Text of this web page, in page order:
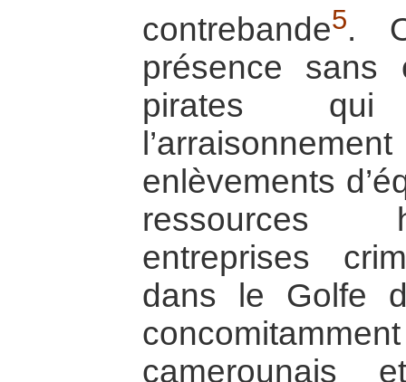
contrebande5.
présence sans
pirates qui
enlèvements
ressources
entreprises
dans le Golfe
camerounais